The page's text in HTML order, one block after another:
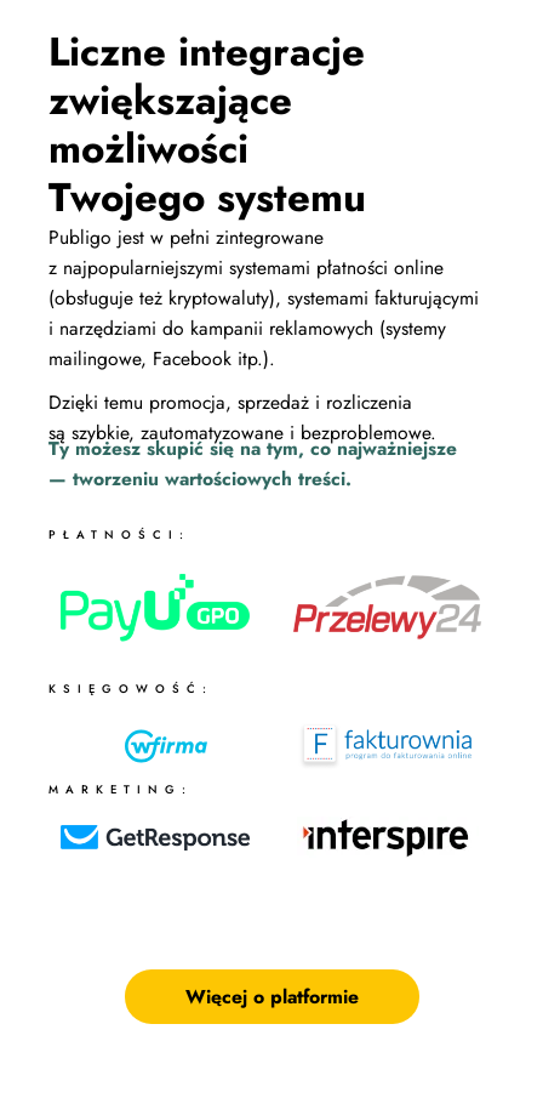
Liczne integracje
zwiększające
możliwości
Twojego systemu
Publigo jest w pełni zintegrowane
z najpopularniejszymi systemami płatności online
(obsługuje też kryptowaluty), systemami fakturującymi
i narzędziami do kampanii reklamowych (systemy
mailingowe, Facebook itp.).
Dzięki temu promocja, sprzedaż i rozliczenia
są szybkie, zautomatyzowane i bezproblemowe.
Ty możesz skupić się na tym, co najważniejsze
— tworzeniu wartościowych treści.
PŁATNOŚCI:
KSIĘGOWOŚĆ:
MARKETING:
Więcej o platformie